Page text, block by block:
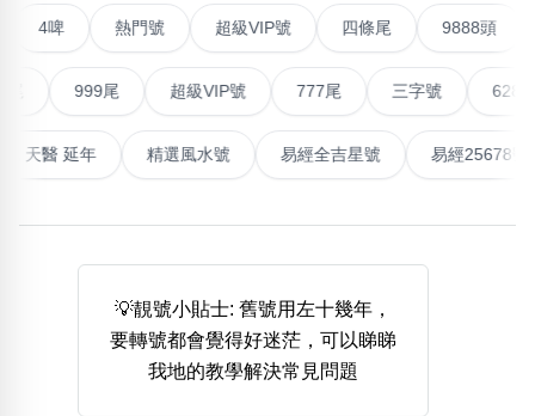
無0 無2無3無4無5 無7無8無9
清除全部分類
搜尋
888尾
999尾 777尾 9字頭 6字頭
無4字
全大數字
5萬以上 生天延 全吉星(全號)
清除全部分類
熱門號 超級VIP號 四條尾 9888
999尾 超級VIP號 777尾 三字號 6288頭
能量生氣 天醫 延年 精選風水號 易經全吉星號 易經
💡靚號小貼士: 舊號用左十幾年，
要轉號都會覺得好迷茫，可以睇睇
我地的教學解決常見問題